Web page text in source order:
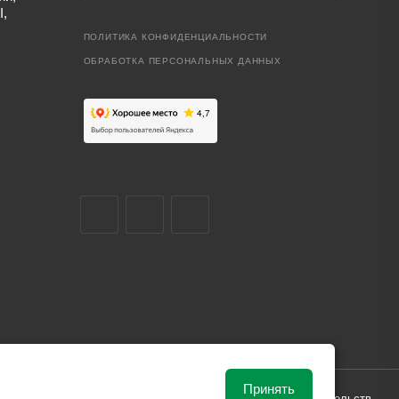
ПОЛИТИКА КОНФИДЕНЦИАЛЬНОСТИ
ОБРАБОТКА ПЕРСОНАЛЬНЫХ ДАННЫХ
Принять